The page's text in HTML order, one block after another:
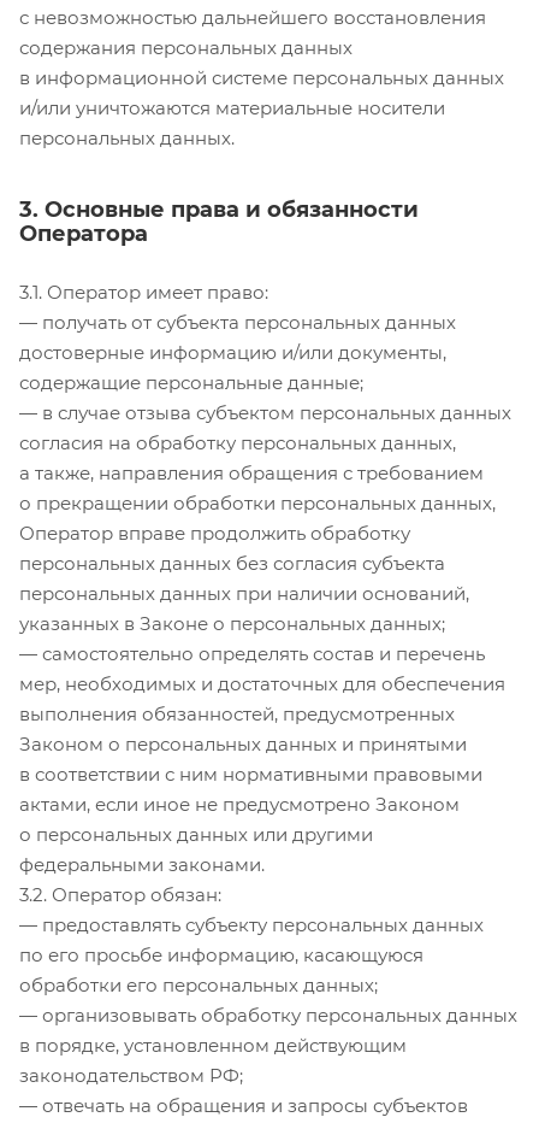
с невозможностью дальнейшего восстановления
содержания персональных данных
в информационной системе персональных данных
и/или уничтожаются материальные носители
персональных данных.
3. Основные права и обязанности
Оператора
3.1. Оператор имеет право:
— получать от субъекта персональных данных
достоверные информацию и/или документы,
содержащие персональные данные;
— в случае отзыва субъектом персональных данных
согласия на обработку персональных данных,
а также, направления обращения с требованием
о прекращении обработки персональных данных,
Оператор вправе продолжить обработку
персональных данных без согласия субъекта
персональных данных при наличии оснований,
указанных в Законе о персональных данных;
— самостоятельно определять состав и перечень
мер, необходимых и достаточных для обеспечения
выполнения обязанностей, предусмотренных
Законом о персональных данных и принятыми
в соответствии с ним нормативными правовыми
актами, если иное не предусмотрено Законом
о персональных данных или другими
федеральными законами.
3.2. Оператор обязан:
— предоставлять субъекту персональных данных
по его просьбе информацию, касающуюся
обработки его персональных данных;
— организовывать обработку персональных данных
в порядке, установленном действующим
законодательством РФ;
— отвечать на обращения и запросы субъектов